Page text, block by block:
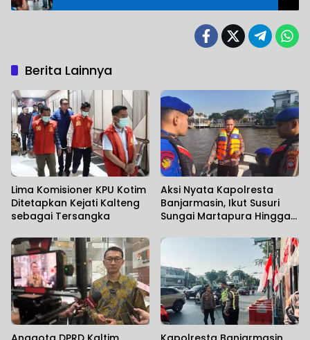
Berita Lainnya
Lima Komisioner KPU Kotim
Ditetapkan Kejati Kalteng
sebagai Tersangka
Aksi Nyata Kapolresta
Banjarmasin, Ikut Susuri
Sungai Martapura Hingga
Ditemukan